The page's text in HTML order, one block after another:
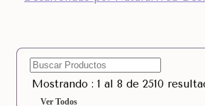
Mostrando : 1 al 8 de 2510
Ver Todos